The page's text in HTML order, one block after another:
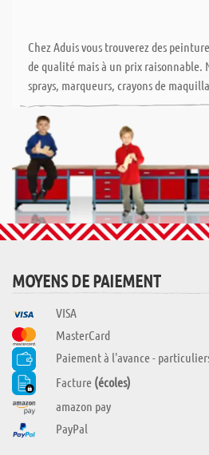
Chez Aduis vous trouverez des
de qualité mais à un prix raisonnable.
sprays, marqueurs, crayons de
MOYENS DE PAIEMENT
VISA
MasterCard
Paiement à l'avance -
Facture (écoles)
amazon pay
PayPal